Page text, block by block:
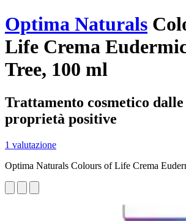
Optima Naturals
Life Crema
Tree, 100 ml
Trattamento cosmetico
proprietà positive
1 valutazione
Optima Naturals Colours of Life Crema